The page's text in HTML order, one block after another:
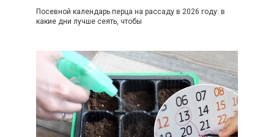
Посевной календарь перца на рассаду в 2026 году: в
какие дни лучше сеять, чтобы